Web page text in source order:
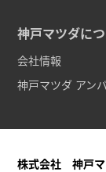
神戸マツダに
会社情報
神戸マツダ アン
株式会社 神戸マ